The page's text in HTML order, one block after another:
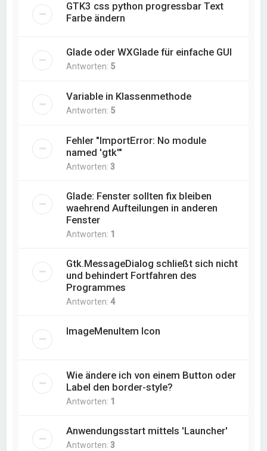
GTK3 css python progressbar Text
Farbe ändern
Glade oder WXGlade für einfache GUI
Antworten: 5
Variable in Klassenmethode
Antworten: 5
Fehler "ImportError: No module
named 'gtk'"
Antworten:3
Glade: Fenster sollten fix bleiben
waehrend Aufteilungen in anderen
Fenster
Antworten: 1
Gtk.MessageDialog schließt sich nicht
und behindert Fortfahren des
Programmes
Antworten:4
ImageMenuItem Icon
Wie ändere ich von einem Button oder
Label den border-style?
Antworten: 1
Anwendungsstart mittels 'Launcher'
Antworten:3